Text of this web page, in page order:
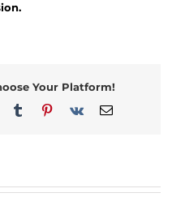
Your Platform!
TumblrPinterest
Vk Email